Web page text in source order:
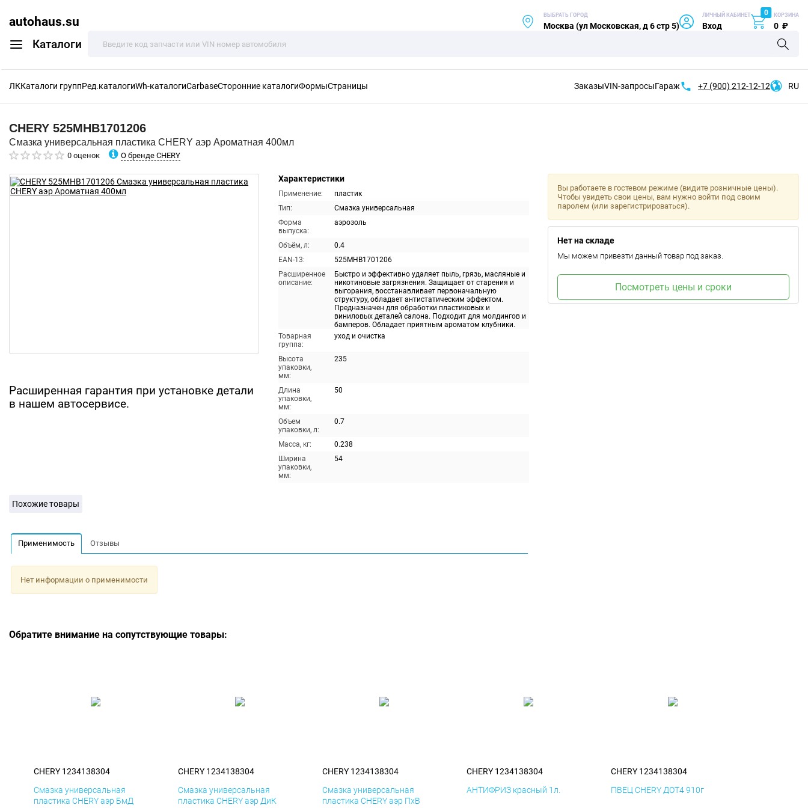
autohaus.su
Каталоги
ВЫБРАТЬ ГОРОД
Москва (ул Московская, д 6 стр 5)
ЛИЧНЫЙ КАБИНЕТ
Вход
0 КОРЗИНА
0 ₽
ЛККаталоги группРед.каталогиWh-каталогиCarbaseСторонние каталогиФормыСтраницы ЗаказыVIN-запросыГараж +7 (900) 212-12-12 RU
CHERY 525MHB1701206
Смазка универсальная пластика CHERY аэр Ароматная 400мл
0 оценок О бренде CHERY
Расширенная гарантия при установке детали
в нашем автосервисе.
Характеристики
Применение:
пластик
Тип:
Смазка универсальная
Форма
выпуска:
аэрозоль
Объём, л:
0.4
EAN-13:
525MHB1701206
Расширенное
описание:
Быстро и эффективно удаляет пыль, грязь, масляные и
никотиновые загрязнения. Защищает от старения и
выгорания, восстанавливает первоначальную
структуру, обладает антистатическим эффектом.
Предназначен для обработки пластиковых и
виниловых деталей салона. Подходит для молдингов и
бамперов. Обладает приятным ароматом клубники.
Товарная
группа:
уход и очистка
Высота
упаковки,
мм:
235
Длина
упаковки,
мм:
50
Объем
упаковки, л:
0.7
Масса, кг:
0.238
Ширина
упаковки,
мм:
54
Вы работаете в гостевом режиме (видите розничные цены).
Чтобы увидеть свои цены, вам нужно войти под своим
паролем (или зарегистрироваться).
Нет на складе
Мы можем привезти данный товар под заказ.
Посмотреть цены и сроки
Похожие товары
Применимость Отзывы
Нет информации о применимости
Обратите внимание на сопутствующие товары:
CHERY 1234138304
Смазка универсальная
пластика CHERY аэр БмД
CHERY 1234138304
Смазка универсальная
пластика CHERY аэр ДиК
CHERY 1234138304
Смазка универсальная
пластика CHERY аэр ПхВ
CHERY 1234138304
АНТИФРИЗ красный 1л.
CHERY 1234138304
ПВЕЦ CHERY ДОТ4 910г